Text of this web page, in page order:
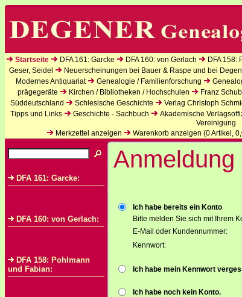
Startseite DFA 161: Garcke DFA 160: von Gerlach DFA 158:
Geser, Seidel
Neuerscheinungen bei Bauer & Raspe und bei
Modernes Antiquariat
Genealogie / Familienforschung
prägegeräte
Kirchen / Bibliotheken / Hochschulen Franz
Süddeutschland
Schlesische Geschichte Verlag Christoph
Tipps und Links
Geschichte - Sachbuch Akademische
Vereinigung
Merkzettel anzeigen
Warenkorb anzeigen (0Artikel,
DFA 161: Garcke:
DFA 160: von Gerlach:
DFA 158: Pohlmann
und Fabian:
Anmeldung
Ich habe bereits ein Konto
Bitte melden Sie sich mit Ihrem
E-Mail oder Kundennummer:
Kennwort:
Ich habe mein Kennwort
Ich habe noch kein Konto.